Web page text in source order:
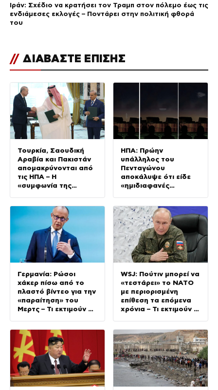
Ιράν: Σχέδιο να κρατήσει τον Τραμπ στον πόλεμο έως τις
ενδιάμεσες εκλογές – Ποντάρει στην πολιτική φθορά
του
// ΔΙΑΒΑΣΤΕ ΕΠΙΣΗΣ
Τουρκία, Σαουδική
Αραβία και Πακιστάν
απομακρύνονται από
τις ΗΠΑ – Η
«συμφωνία της
ασφαλείας στη Μέση
Ανατολή
ΗΠΑ: Πρώην
υπάλληλος του
Πενταγώνου
αποκάλυψε ότι είδε
«ημιδιαφανές
Τραμπ
Γερμανία: Ρώσοι
χάκερ πίσω από το
πλαστό βίντεο για την
«παραίτηση» του
Μερτς – Τι εκτιμούν οι
WSJ: Πούτιν μπορεί να
«τεστάρει» το ΝΑΤΟ
με περιορισμένη
επίθεση τα επόμενα
χρόνια – Τι εκτιμούν οι